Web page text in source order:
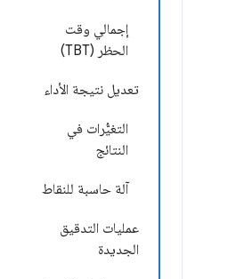
إجمالي وقت
الحظر (TBT)
تعديل نتيجة الأداء
التغيُّرات في
النتائج
آلة حاسبة للنقاط
عمليات التدقيق
الجديدة